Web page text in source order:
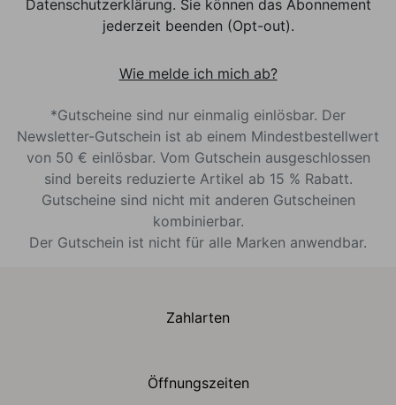
Datenschutzerklärung. Sie können das Abonnement
jederzeit beenden (Opt-out).
Wie melde ich mich ab?
*Gutscheine sind nur einmalig einlösbar. Der
Newsletter-Gutschein ist ab einem Mindestbestellwert
von 50 € einlösbar. Vom Gutschein ausgeschlossen
sind bereits reduzierte Artikel ab 15 % Rabatt.
Gutscheine sind nicht mit anderen Gutscheinen
kombinierbar.
Der Gutschein ist nicht für alle Marken anwendbar.
Zahlarten
Öffnungszeiten